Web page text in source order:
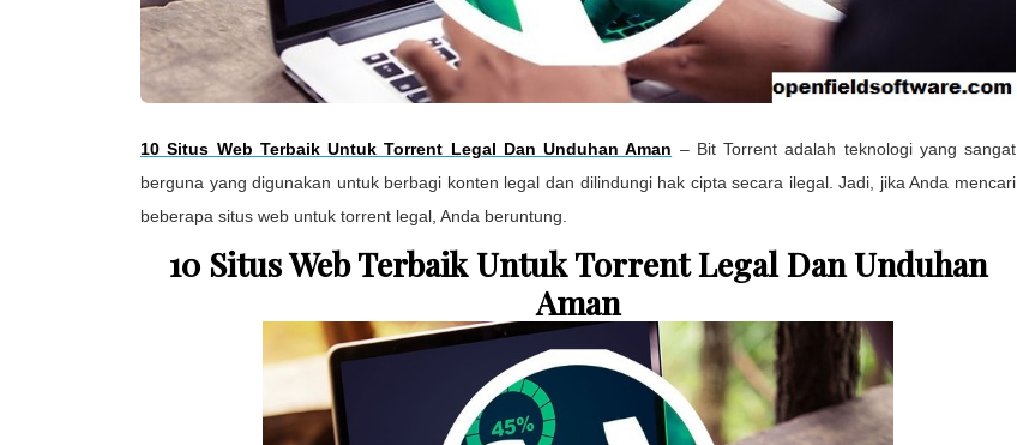
10 Situs Web Terbaik Untuk Torrent Legal Dan Unduhan Aman – Bit Torrent adalah teknologi yang sangat
berguna yang digunakan untuk berbagi konten legal dan dilindungi hak cipta secara ilegal. Jadi, jika Anda mencari
beberapa situs web untuk torrent legal, Anda beruntung.
10 Situs Web Terbaik Untuk Torrent Legal Dan Unduhan
Aman